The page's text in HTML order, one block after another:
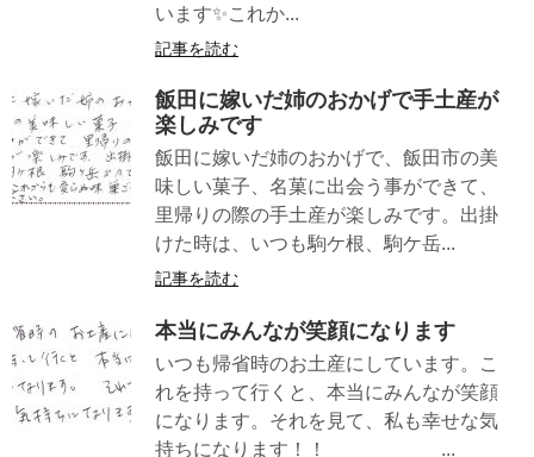
います✨これか...
記事を読む
飯田に嫁いだ姉のおかげで手土産が
楽しみです
飯田に嫁いだ姉のおかげで、飯田市の美
味しい菓子、名菓に出会う事ができて、
里帰りの際の手土産が楽しみです。出掛
けた時は、いつも駒ケ根、駒ケ岳...
記事を読む
本当にみんなが笑顔になります
いつも帰省時のお土産にしています。こ
れを持って行くと、本当にみんなが笑顔
になります。それを見て、私も幸せな気
持ちになります！！ ...